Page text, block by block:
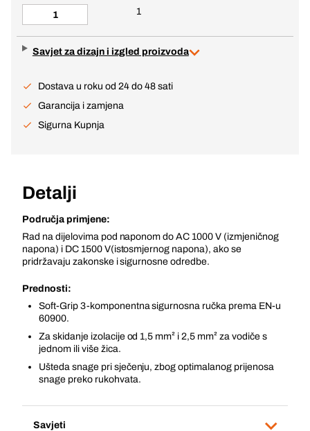
1
Savjet za dizajn i izgled proizvoda
Dostava u roku od 24 do 48 sati
Garancija i zamjena
Sigurna Kupnja
Detalji
Područja primjene:
Rad na dijelovima pod naponom do AC 1000 V (izmjeničnog
napona) i DC 1500 V(istosmjernog napona), ako se
pridržavaju zakonske i sigurnosne odredbe.
Prednosti:
Soft-Grip 3-komponentna sigurnosna ručka prema EN-u
60900.
Za skidanje izolacije od 1,5 mm² i 2,5 mm² za vodiče s
jednom ili više žica.
Ušteda snage pri sječenju, zbog optimalanog prijenosa
snage preko rukohvata.
Savjeti